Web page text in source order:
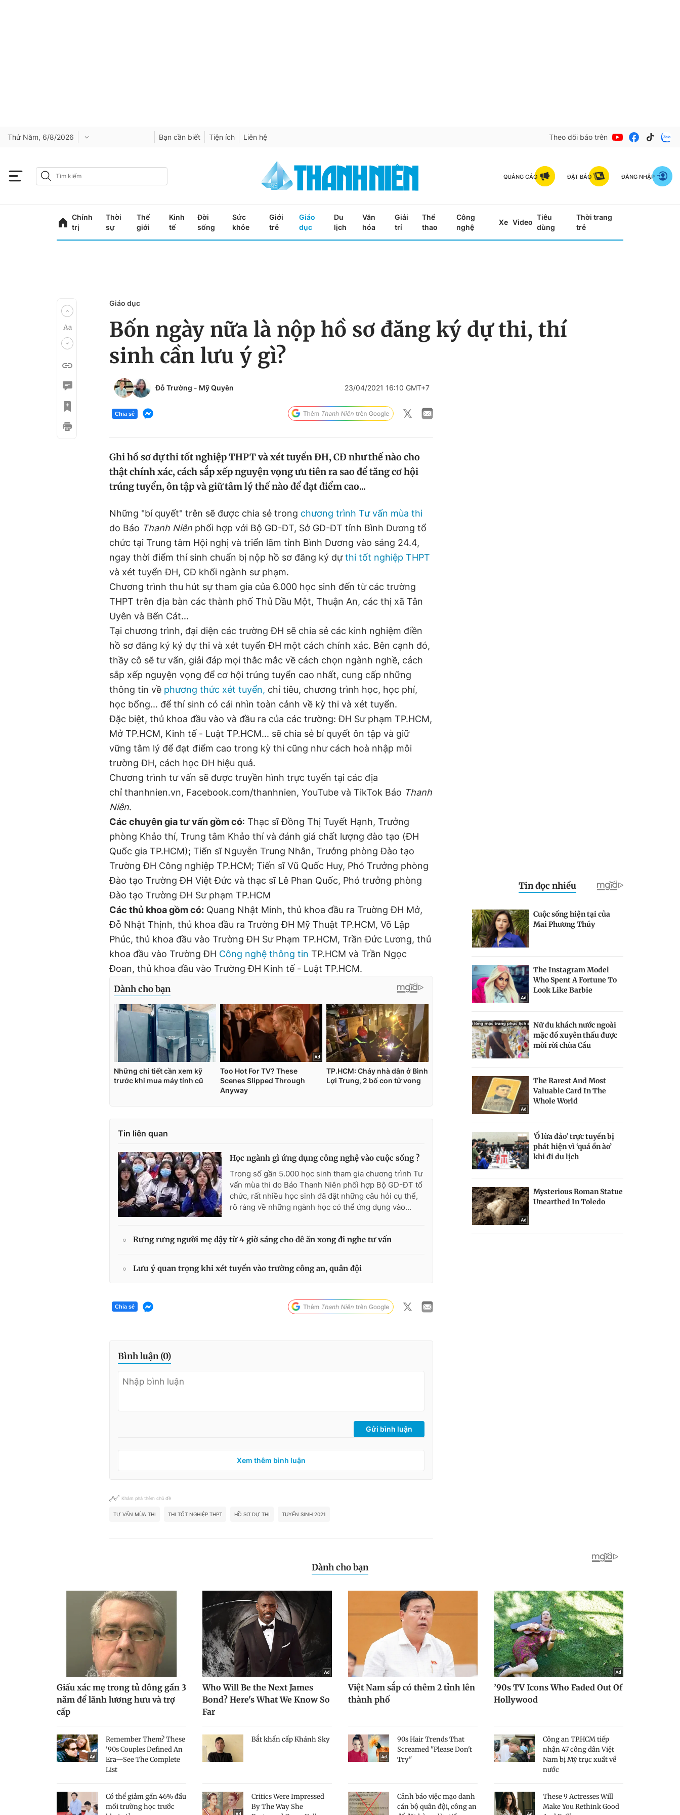
Thứ Năm, 6/8/2026 Bạn cần biết Tiện ích Liên hệ Theo dõi báo trên
QUẢNG CÁO ĐẶT BÁO ĐĂNG NHẬP
Chính
trị
Thời
sự
Thế
giới
Kinh
tế
Đời
sống
Sức
khỏe
Giới
trẻ
Giáo
dục
Du
lịch
Văn
hóa
Giải
trí
Thể
thao
Công
nghệ
Xe Video
Tiêu
dùng
Thời trang
trẻ
Giáo dục
Bốn ngày nữa là nộp hồ sơ đăng ký dự thi, thí
sinh cần lưu ý gì?
Đỗ Trường - Mỹ Quyên 23/04/2021 16:10 GMT+7
Chia sẻ
Ghi hồ sơ dự thi tốt nghiệp THPT và xét tuyển ĐH, CĐ như thế nào cho
thật chính xác, cách sắp xếp nguyện vọng ưu tiên ra sao để tăng cơ hội
trúng tuyển, ôn tập và giữ tâm lý thế nào để đạt điểm cao...
Những "bí quyết" trên sẽ được chia sẻ trong chương trình Tư vấn mùa thi
do Báo Thanh Niên phối hợp với Bộ GD-ĐT, Sở GD-ĐT tỉnh Bình Dương tổ
chức tại Trung tâm Hội nghị và triển lãm tỉnh Bình Dương vào sáng 24.4,
ngay thời điểm thí sinh chuẩn bị nộp hồ sơ đăng ký dựthi tốt nghiệp THPT
và xét tuyển ĐH, CĐ khối ngành sư phạm.
Chương trình thu hút sự tham gia của 6.000 học sinh đến từ các trường
THPT trên địa bàn các thành phố Thủ Dầu Một, Thuận An, các thị xã Tân
Uyên và Bến Cát...
Tại chương trình, đại diện các trường ĐH sẽ chia sẻ các kinh nghiệm điền
hồ sơ đăng ký ký dự thi và xét tuyển ĐH một cách chính xác. Bên cạnh đó,
thầy cô sẽ tư vấn, giải đáp mọi thắc mắc về cách chọn ngành nghề, cách
sắp xếp nguyện vọng để cơ hội trúng tuyển cao nhất, cung cấp những
thông tin về phương thức xét tuyển, chỉ tiêu, chương trình học, học phí,
học bổng... để thí sinh có cái nhìn toàn cảnh về kỳ thi và xét tuyển.
Đặc biệt, thủ khoa đầu vào và đầu ra của các trường: ĐH Sư phạm TP.HCM,
Mở TP.HCM, Kinh tế - Luật TP.HCM... sẽ chia sẻ bí quyết ôn tập và giữ
vững tâm lý để đạt điểm cao trong kỳ thi cũng như cách hoà nhập môi
trường ĐH, cách học ĐH hiệu quả.
Chương trình tư vấn sẽ được truyền hình trực tuyến tại các địa
chỉ thanhnien.vn, Facebook.com/thanhnien, YouTube và TikTok Báo Thanh
Niên.
Các chuyên gia tư vấn gồm có: Thạc sĩ Đồng Thị Tuyết Hạnh, Trưởng
phòng Khảo thí, Trung tâm Khảo thí và đánh giá chất lượng đào tạo (ĐH
Quốc gia TP.HCM); Tiến sĩ Nguyễn Trung Nhân, Trưởng phòng Đào tạo
Trường ĐH Công nghiệp TP.HCM; Tiến sĩ Vũ Quốc Huy, Phó Trưởng phòng
Đào tạo Trường ĐH Việt Đức và thạc sĩ Lê Phan Quốc, Phó trưởng phòng
Đào tạo Trường ĐH Sư phạm TP.HCM
Các thủ khoa gồm có: Quang Nhật Minh, thủ khoa đầu ra Truờng ĐH Mở,
Đỗ Nhật Thịnh, thủ khoa đầu ra Trường ĐH Mỹ Thuật TP.HCM, Võ Lập
Phúc, thủ khoa đầu vào Trường ĐH Sư Phạm TP.HCM, Trần Đức Lương, thủ
khoa đầu vào Trường ĐH Công nghệ thông tin TP.HCM và Trần Ngọc
Đoan, thủ khoa đầu vào Trường ĐH Kinh tế - Luật TP.HCM.
Tin liên quan
Học ngành gì ứng dụng công nghệ vào cuộc sống ?
Trong số gần 5.000 học sinh tham gia chương trình Tư
vấn mùa thi do Báo Thanh Niên phối hợp Bộ GD-ĐT tổ
chức, rất nhiều học sinh đã đặt những câu hỏi cụ thể,
rõ ràng về những ngành học có thể ứng dụng vào...
Rưng rưng người mẹ dậy từ 4 giờ sáng cho dê ăn xong đi nghe tư vấn
Lưu ý quan trọng khi xét tuyển vào trường công an, quân đội
Chia sẻ
Bình luận (0)
Gửi bình luận
Xem thêm bình luận
Khám phá thêm chủ đề
TƯ VẤN MÙA THI THI TỐT NGHIỆP THPT HỒ SƠ DỰ THI TUYỂN SINH 2021